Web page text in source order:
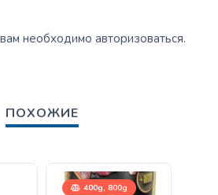
необходимо авторизоваться.
ПОХОЖИЕ
400g, 800g